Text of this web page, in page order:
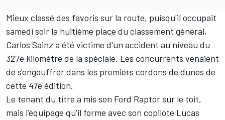
Mieux classé des favoris sur la route, puisqu'il occupait
samedi soir la huitième place du classement général,
Carlos Sainz a été victime d'un accident au niveau du
327e kilomètre de la spéciale. Les concurrents venaient
de s'engouffrer dans les premiers cordons de dunes de
cette 47e édition.
Le tenant du titre a mis son Ford Raptor sur le toit,
mais l'équipage qu'il forme avec son copilote Lucas